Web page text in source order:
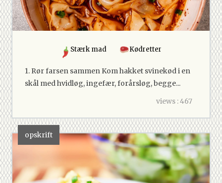
Stærk mad Kødretter
1. Rør farsen sammen Kom hakket svinekød i en
skål med hvidløg, ingefær, forårsløg, begge...
views : 467
opskrift